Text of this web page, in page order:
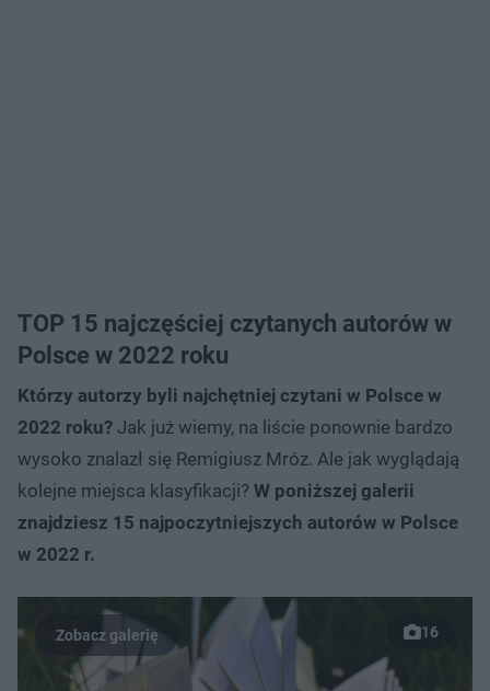
TOP 15 najczęściej czytanych autorów w
Polsce w 2022 roku
Którzy autorzy byli najchętniej czytani w Polsce w
2022 roku? Jak już wiemy, na liście ponownie bardzo
wysoko znalazł się Remigiusz Mróz. Ale jak wyglądają
kolejne miejsca klasyfikacji? W poniższej galerii
znajdziesz 15 najpoczytniejszych autorów w Polsce
w 2022 r.
16